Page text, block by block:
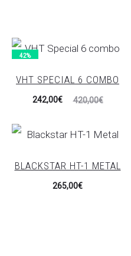
42%
VHT SPECIAL 6 COMBO
420,00€
El
original
420,00€.
242,00€
El
actual
242,00€.
BLACKSTAR HT-1 METAL
265,00€